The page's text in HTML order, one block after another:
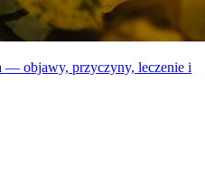
— objawy, przyczyny, leczenie i